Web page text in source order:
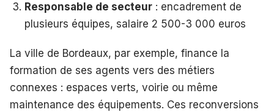
Responsable de secteur : encadrement de
plusieurs équipes, salaire 2 500-3 000 euros
La ville de Bordeaux, par exemple, finance la
formation de ses agents vers des métiers
connexes : espaces verts, voirie ou même
maintenance des équipements. Ces reconversions